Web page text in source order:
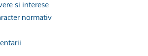
si interese
normativ